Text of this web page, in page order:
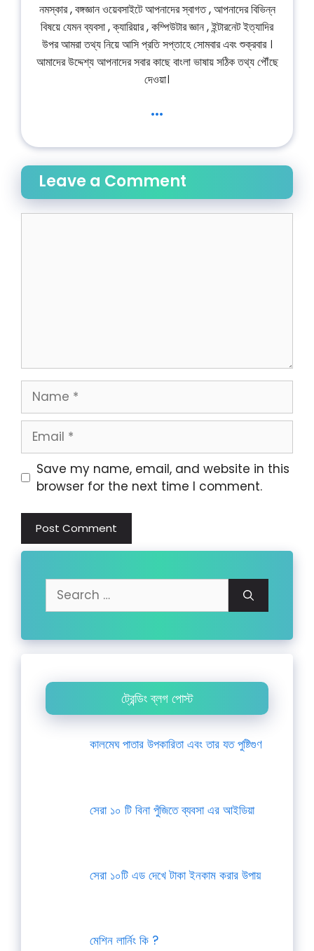
নমস্কার , বঙ্গজ্ঞান ওয়েবসাইটে আপনাদের স্বাগত , আপনাদের বিভিন্ন
বিষয়ে যেমন ব্যবসা , ক্যারিয়ার , কম্পিউটার জ্ঞান , ইন্টারনেট ইত্যাদির
উপর আমরা তথ্য নিয়ে আসি প্রতি সপ্তাহে সোমবার এবং শুক্রবার ।
আমাদের উদ্দেশ্য আপনাদের সবার কাছে বাংলা ভাষায় সঠিক তথ্য পৌঁছে
দেওয়া।
...
Leave a Comment
Name
Email
Website
Save my name, email, and website in this
browser for the next time I comment.
Search
for:
ট্রেন্ডিং ব্লগ পোস্ট
কালমেঘ পাতার উপকারিতা এবং তার যত পুষ্টিগুণ
সেরা ১০ টি বিনা পুঁজিতে ব্যবসা এর আইডিয়া
সেরা ১০টি এড দেখে টাকা ইনকাম করার উপায়
মেশিন লার্নিং কি ?